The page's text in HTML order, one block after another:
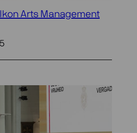
Arts Management